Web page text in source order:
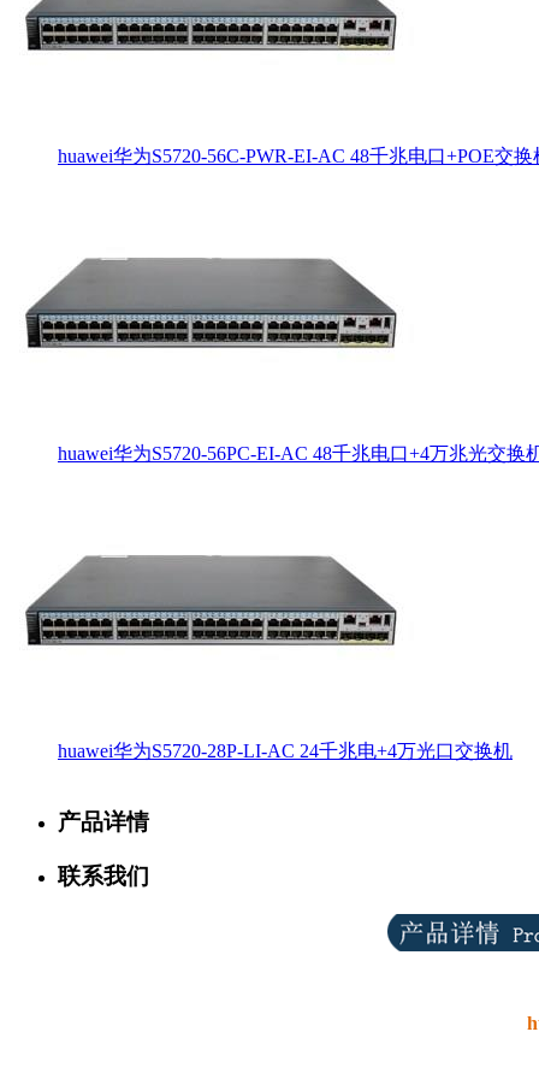
huawei华为S5720-56C-PWR-EI-AC 48千兆电口+POE交换
huawei华为S5720-56PC-EI-AC 48千兆电口+4万兆光交换
huawei华为S5720-28P-LI-AC 24千兆电+4万光口交换机
产品详情
联系我们